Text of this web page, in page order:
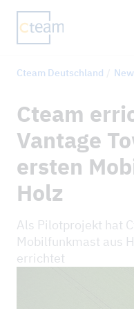
Mobilfunkmastbau
Engineering
Netzservice
Karriere
DEUTSCHLAND
Cteam Deutschland
Cteam
Vantage
ersten
Holz
Als Pilotprojekt hat
Mobilfunkmast aus
errichtet